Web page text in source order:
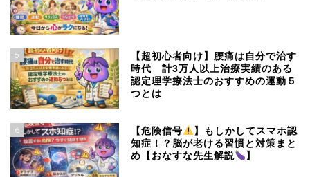
5
【超初心者向け】腰痛は自分で治す
時代 計3万人以上治療実績のある
認定理学療法士のおすすめの運動５
つとは
6 【危険信号
】もしかしてスマホ認
知症！？脳が老ける習慣と対策まと
め【おなすな先生解説
】